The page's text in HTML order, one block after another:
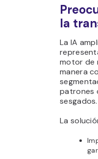
la
La IA
motor de
manera
patrones
sesgados.
La